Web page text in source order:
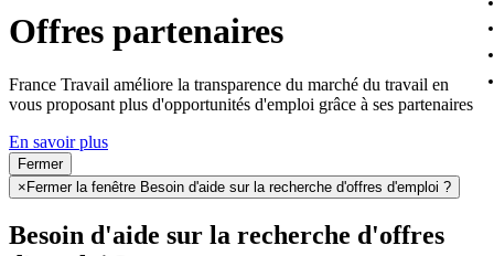
Offres partenaires
France Travail améliore la transparence du marché du travail en
vous proposant plus d'opportunités d'emploi grâce à ses partenaires
En savoir plus
Fermer
× Fermer la fenêtre Besoin d'aide sur la recherche d'offres d'emploi ?
Besoin d'aide sur la recherche d'offres